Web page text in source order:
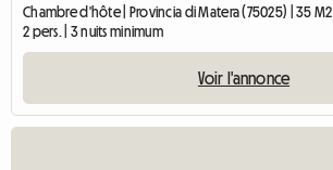
Chambre d'hôte | Provincia di Matera (75025) | 35 M2
2 pers. | 3 nuits minimum
Voir l'annonce